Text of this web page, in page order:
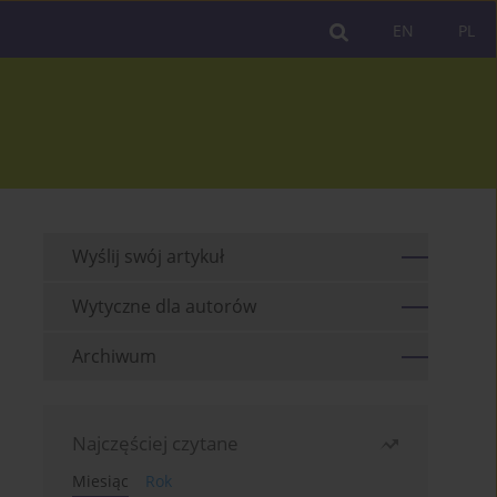
PL
EN
Wyślij swój artykuł
Wytyczne dla autorów
Archiwum
Najczęściej czytane
Miesiąc
Rok